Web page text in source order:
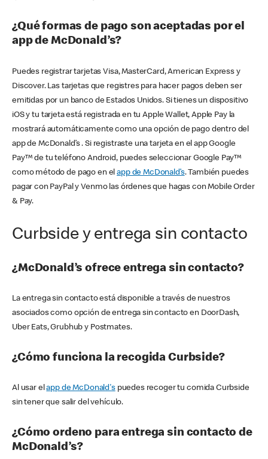
¿Qué formas de pago son aceptadas por el
app de McDonald’s?
Puedes registrar tarjetas Visa, MasterCard, American Express y
Discover. Las tarjetas que registres para hacer pagos deben ser
emitidas por un banco de Estados Unidos. Si tienes un dispositivo
iOS y tu tarjeta está registrada en tu Apple Wallet, Apple Pay la
mostrará automáticamente como una opción de pago dentro del
app de McDonald’s . Si registraste una tarjeta en el app Google
Pay™ de tu teléfono Android, puedes seleccionar Google Pay™
como método de pago en elapp de McDonald’s. También puedes
pagar con PayPal y Venmo las órdenes que hagas con Mobile Order
& Pay.
Curbside y entrega sin contacto
¿McDonald’s ofrece entrega sin contacto?
La entrega sin contacto está disponible a través de nuestros
asociados como opción de entrega sin contacto en DoorDash,
Uber Eats, Grubhub y Postmates.
¿Cómo funciona la recogida Curbside?
Al usar elapp de McDonald'spuedes recoger tu comida Curbside
sin tener que salir del vehículo.
¿Cómo ordeno para entrega sin contacto de
McDonald’s?